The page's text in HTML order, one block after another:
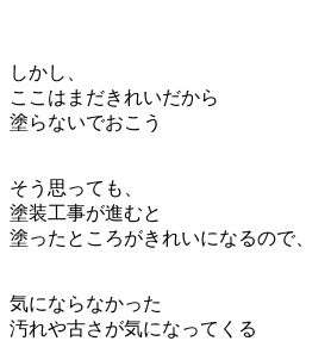
しかし、
ここはまだきれいだから
塗らないでおこう
そう思っても、
塗装工事が進むと
塗ったところがきれいになるので、
気にならなかった
汚れや古さが気になってくる